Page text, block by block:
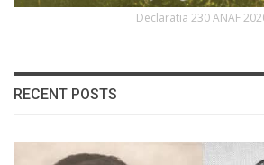
Declaratia 230 ANAF
RECENT POSTS